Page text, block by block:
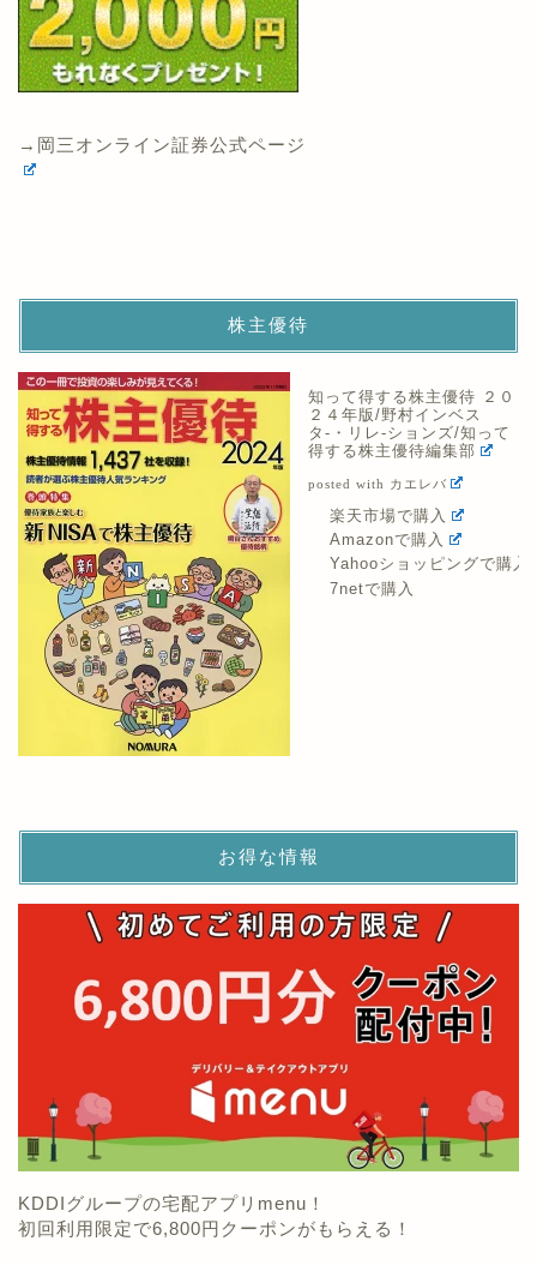
→岡三オンライン証券公式ページ
株主優待
知って得する株主優待 ２０
２４年版/野村インベス
タ-・リレ-ションズ/知って
得する株主優待編集部
posted with カエレバ
楽天市場で購入
Amazonで購入
Yahooショッピングで購入
7netで購入
お得な情報
KDDIグループの宅配アプリmenu！
初回利用限定で6,800円クーポンがもらえる！